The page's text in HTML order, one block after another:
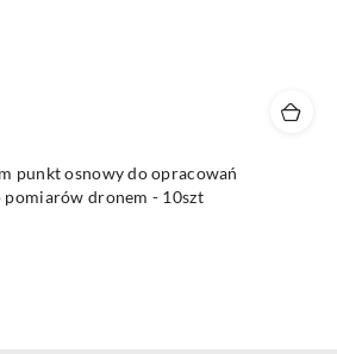
punkt osnowy do opracowań
dronem - 10szt